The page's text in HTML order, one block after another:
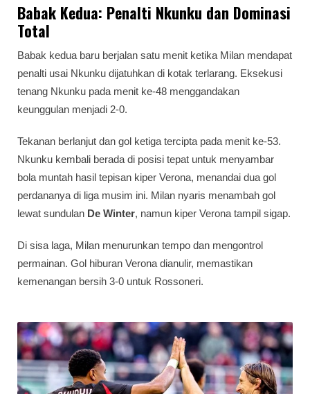
Babak Kedua: Penalti Nkunku dan Dominasi
Total
Babak kedua baru berjalan satu menit ketika Milan mendapat
penalti usai Nkunku dijatuhkan di kotak terlarang. Eksekusi
tenang Nkunku pada menit ke-48 menggandakan
keunggulan menjadi 2-0.
Tekanan berlanjut dan gol ketiga tercipta pada menit ke-53.
Nkunku kembali berada di posisi tepat untuk menyambar
bola muntah hasil tepisan kiper Verona, menandai dua gol
perdananya di liga musim ini. Milan nyaris menambah gol
lewat sundulan De Winter, namun kiper Verona tampil sigap.
Di sisa laga, Milan menurunkan tempo dan mengontrol
permainan. Gol hiburan Verona dianulir, memastikan
kemenangan bersih 3-0 untuk Rossoneri.